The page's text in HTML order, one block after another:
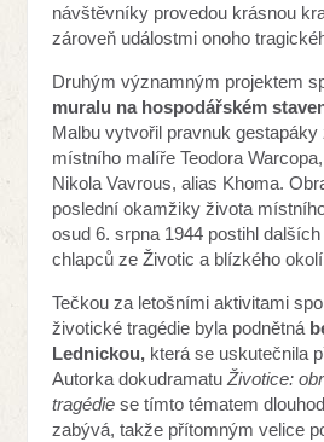
návštěvníky provedou krásnou
zároveň událostmi onoho
Druhým významným projektem
muralu na hospodářském
Malbu vytvořil pravnuk gestapáky
místního malíře Teodora
Nikola Vavrous, alias Khoma.
poslední okamžiky života
osud 6. srpna 1944 postihl
chlapců ze Životic a blízkého
Tečkou za letošními aktivitami
životické tragédie byla podnětná
Lednickou, která se uskutečnila
Autorka dokudramatuŽivotice:
tragédie se tímto tématem
zabývá, takže přítomným velice